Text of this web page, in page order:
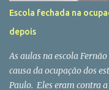
Escola fechada na
depois
As aulas na escola
causa da ocupação dos
Paulo. Eles eram contra